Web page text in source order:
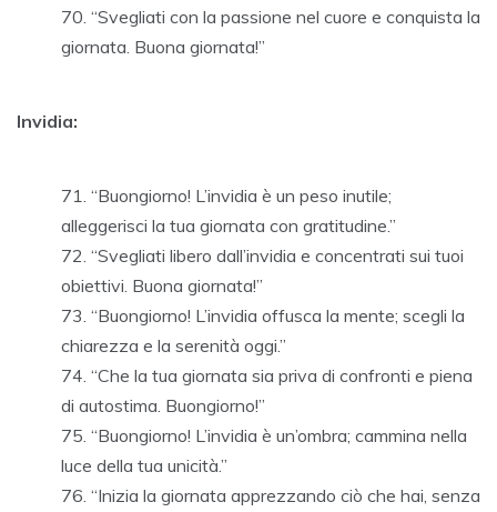
“Svegliati con la passione nel cuore e conquista la
giornata. Buona giornata!”
Invidia:
“Buongiorno! L’invidia è un peso inutile;
alleggerisci la tua giornata con gratitudine.”
“Svegliati libero dall’invidia e concentrati sui tuoi
obiettivi. Buona giornata!”
“Buongiorno! L’invidia offusca la mente; scegli la
chiarezza e la serenità oggi.”
“Che la tua giornata sia priva di confronti e piena
di autostima. Buongiorno!”
“Buongiorno! L’invidia è un’ombra; cammina nella
luce della tua unicità.”
“Inizia la giornata apprezzando ciò che hai, senza